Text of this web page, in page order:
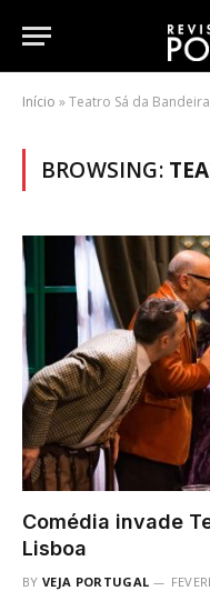
Início »Teatro Sá da Bandeira
BROWSING:
Comédia invade
Lisboa
BY VEJA PORTUGAL